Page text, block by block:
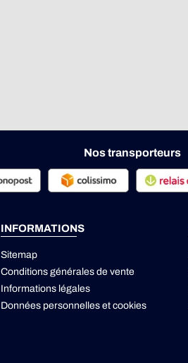
Nos transporteurs
INFORMATIONS
Sitemap
Conditions générales de vente
Informations légales
Données personnelles etcookies